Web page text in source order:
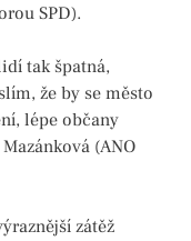
SPD).
tak špatná,
že by se město
lépe občany
(ANO
zátěž